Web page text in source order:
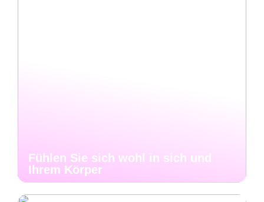
Fühlen Sie sich wohl in sich und
Ihrem Körper